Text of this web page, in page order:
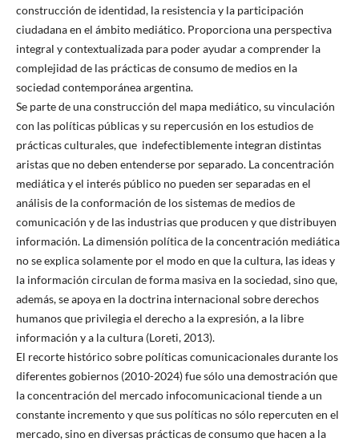
construcción de identidad, la resistencia y la participación
ciudadana en el ámbito mediático. Proporciona una perspectiva
integral y contextualizada para poder ayudar a comprender la
complejidad de las prácticas de consumo de medios en la
sociedad contemporánea argentina.
Se parte de una construcción del mapa mediático, su vinculación
con las políticas públicas y su repercusión en los estudios de
prácticas culturales, que indefectiblemente integran distintas
aristas que no deben entenderse por separado. La concentración
mediática y el interés público no pueden ser separadas en el
análisis de la conformación de los sistemas de medios de
comunicación y de las industrias que producen y que distribuyen
información. La dimensión política de la concentración mediática
no se explica solamente por el modo en que la cultura, las ideas y
la información circulan de forma masiva en la sociedad, sino que,
además, se apoya en la doctrina internacional sobre derechos
humanos que privilegia el derecho a la expresión, a la libre
información y a la cultura (Loreti, 2013).
El recorte histórico sobre políticas comunicacionales durante los
diferentes gobiernos (2010-2024) fue sólo una demostración que
la concentración del mercado infocomunicacional tiende a un
constante incremento y que sus políticas no sólo repercuten en el
mercado, sino en diversas prácticas de consumo que hacen a la